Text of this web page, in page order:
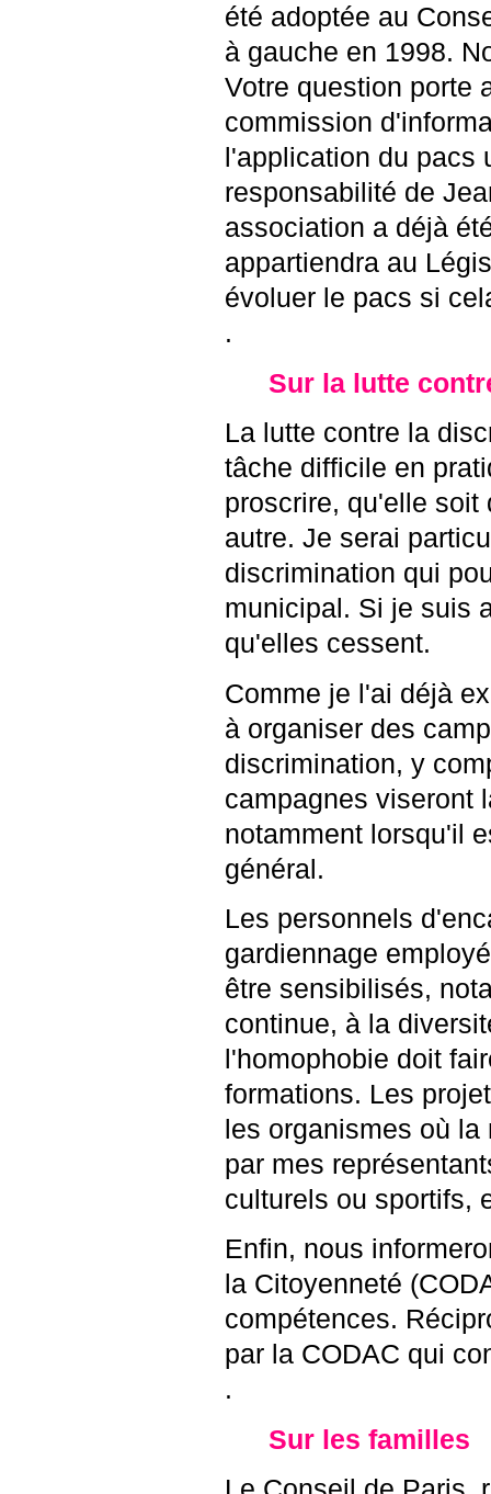
été adoptée au
à gauche en 1998.
Votre question porte
commission
l'application du pacs
responsabilité de
association a déjà
appartiendra au
évoluer le pacs si
.
Sur la lutte
La lutte contre la
tâche difficile en
proscrire, qu'elle soit
autre. Je serai
discrimination qui
municipal. Si je suis
qu'elles cessent.
Comme je l'ai déjà
à organiser des
discrimination, y
campagnes viseront
notamment lorsqu'il
général.
Les personnels
gardiennage
être sensibilisés,
continue, à la
l'homophobie doit
formations. Les
les organismes où
par mes
culturels ou sportifs,
Enfin, nous
la Citoyenneté
compétences.
par la CODAC qui
.
Sur les familles